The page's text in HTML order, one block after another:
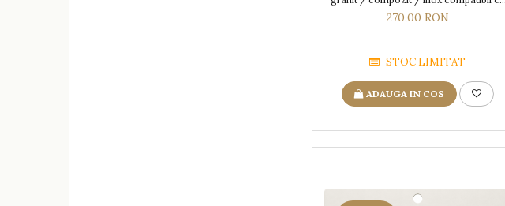
modelul Cube ON5610 / ON6010 /
ON8620 si alte chiuvete
270,00 RON
STOC LIMITAT
ADAUGA IN COS